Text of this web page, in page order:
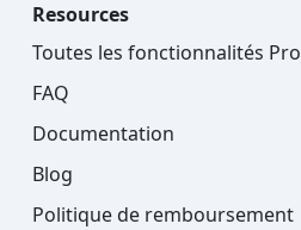
Resources
Toutes les fonctionnalités Pro
FAQ
Documentation
Blog
Politique de remboursement